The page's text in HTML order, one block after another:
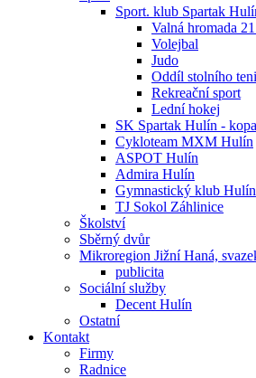
Sport. klub Spartak
Valná hromada
Volejbal
Judo
Oddíl stolního
Rekreační sport
Lední hokej
SK Spartak Hulín -
Cykloteam MXM Hulín
ASPOT Hulín
Admira Hulín
Gymnastický klub Hulín
TJ Sokol Záhlinice
Školství
Sběrný dvůr
Mikroregion Jižní Haná,
publicita
Sociální služby
Decent Hulín
Ostatní
Kontakt
Firmy
Radnice